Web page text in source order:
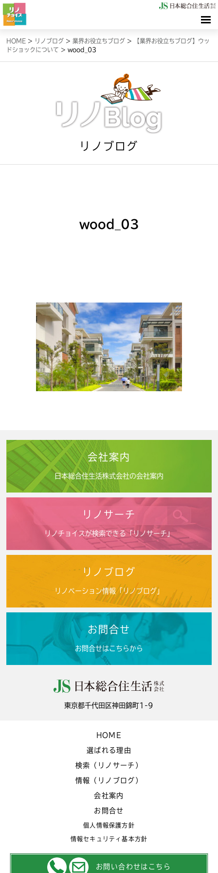
HOME
HOME > リノブログ >業界お役立ちブログ >
【業界お役立ちブログ】ウッ
ドショックについて >wood_03
リノブログ
wood_03
会社案内
日本総合住生活株式会社の会社案内
リノサーチ
リノチョイスが検索できる「リノサーチ」
リノブログ
リノベーション情報「リノブログ」
お問合せ
お問合せはこちらから
東京都千代田区神田錦町1-9
HOME
選ばれる理由
検索（リノサーチ）
情報（リノブログ）
会社案内
お問合せ
個人情報保護方針
情報セキュリティ基本方針
お問い合わせはこちら